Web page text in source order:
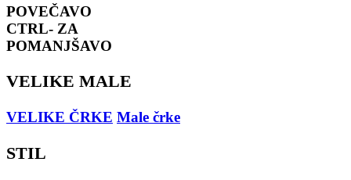
POVEČAVO
CTRL- ZA
POMANJŠAVO
VELIKE MALE
VELIKE ČRKE Male črke
STIL